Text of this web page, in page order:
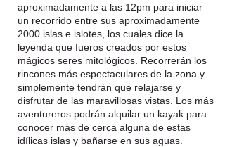
aproximadamente a las 12pm para iniciar
un recorrido entre sus aproximadamente
2000 islas e islotes, los cuales dice la
leyenda que fueros creados por estos
mágicos seres mitológicos. Recorrerán los
rincones más espectaculares de la zona y
simplemente tendrán que relajarse y
disfrutar de las maravillosas vistas. Los más
aventureros podrán alquilar un kayak para
conocer más de cerca alguna de estas
idílicas islas y bañarse en sus aguas.